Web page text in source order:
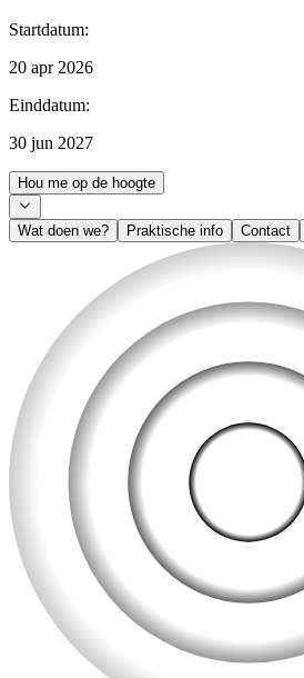
Startdatum:
20 apr 2026
Einddatum:
30 jun 2027
Hou me op de hoogte
Wat doen we? Praktische info Contact